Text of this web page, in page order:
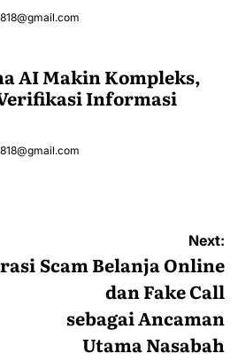
AI Makin Kompleks,
Informasi
Next:
Scam Belanja Online
dan Fake Call
sebagai Ancaman
Utama Nasabah